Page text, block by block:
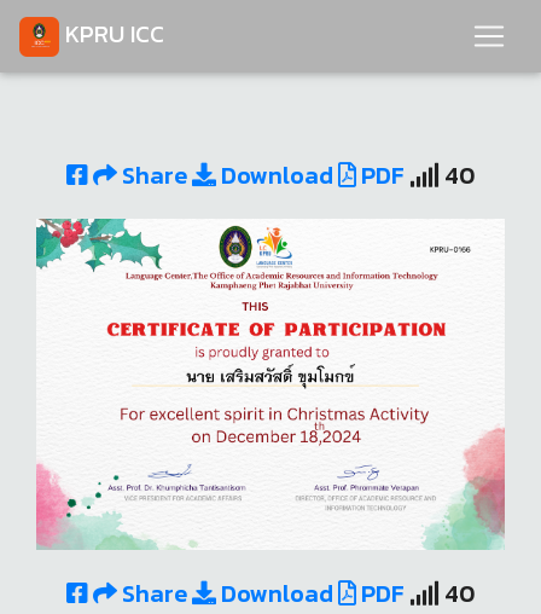
KPRU ICC
Share Download PDF 40
Share Download PDF 40